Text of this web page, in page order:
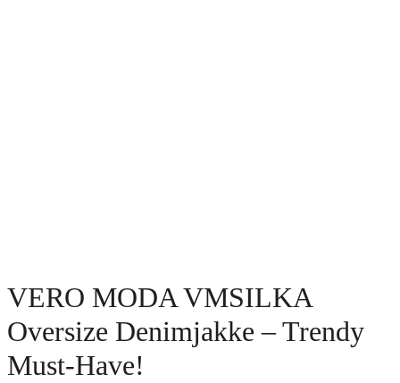
VERO MODA VMSILKA
Oversize Denimjakke – Trendy
Must-Have!